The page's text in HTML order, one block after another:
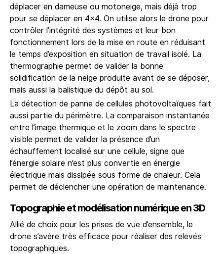
déplacer en dameuse ou motoneige, mais déjà trop
pour se déplacer en 4×4. On utilise alors le drone pour
contrôler l’intégrité des systèmes et leur bon
fonctionnement lors de la mise en route en réduisant
le temps d’exposition en situation de travail isolé. La
thermographie permet de valider la bonne
solidification de la neige produite avant de se déposer,
mais aussi la balistique du dépôt au sol.
La détection de panne de cellules photovoltaïques fait
aussi partie du périmètre. La comparaison instantanée
entre l’image thermique et le zoom dans le spectre
visible permet de valider la présence d’un
échauffement localisé sur une cellule, signe que
l’énergie solaire n’est plus convertie en énergie
électrique mais dissipée sous forme de chaleur. Cela
permet de déclencher une opération de maintenance.
Topographie et modélisation numérique en 3D
Allié de choix pour les prises de vue d’ensemble, le
drone s’avère très efficace pour réaliser des relevés
topographiques.